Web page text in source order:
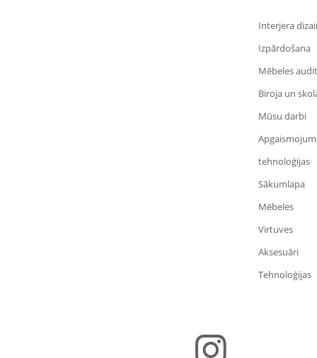
Interjera
Izpārdošana
Mēbeles
Biroja un
Mūsu darbi
tehnoloģijas
Sākumlapa
Mēbeles
Virtuves
Aksesuāri
Tehnoloģijas